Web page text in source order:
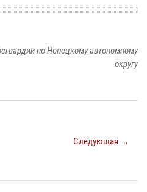
по Ненецкому автономному
округу
Следующая →